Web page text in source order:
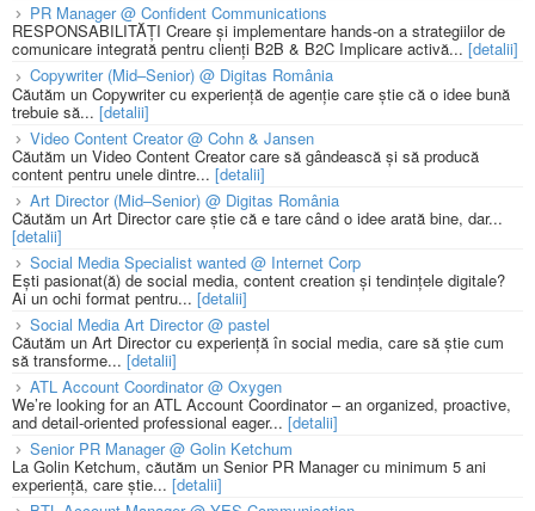
PR Manager @ Confident Communications
RESPONSABILITĂȚI Creare și implementare hands-on a strategiilor de
comunicare integrată pentru clienți B2B & B2C Implicare activă... [detalii]
Copywriter (Mid–Senior) @ Digitas România
Căutăm un Copywriter cu experiență de agenție care știe că o idee bună
trebuie să... [detalii]
Video Content Creator @ Cohn & Jansen
Căutăm un Video Content Creator care să gândească și să producă
content pentru unele dintre... [detalii]
Art Director (Mid–Senior) @ Digitas România
Căutăm un Art Director care știe că e tare când o idee arată bine, dar...
[detalii]
Social Media Specialist wanted @ Internet Corp
Ești pasionat(ă) de social media, content creation și tendințele digitale?
Ai un ochi format pentru... [detalii]
Social Media Art Director @ pastel
Căutăm un Art Director cu experiență în social media, care să știe cum
să transforme... [detalii]
ATL Account Coordinator @ Oxygen
We’re looking for an ATL Account Coordinator – an organized, proactive,
and detail-oriented professional eager... [detalii]
Senior PR Manager @ Golin Ketchum
La Golin Ketchum, căutăm un Senior PR Manager cu minimum 5 ani
experiență, care știe... [detalii]